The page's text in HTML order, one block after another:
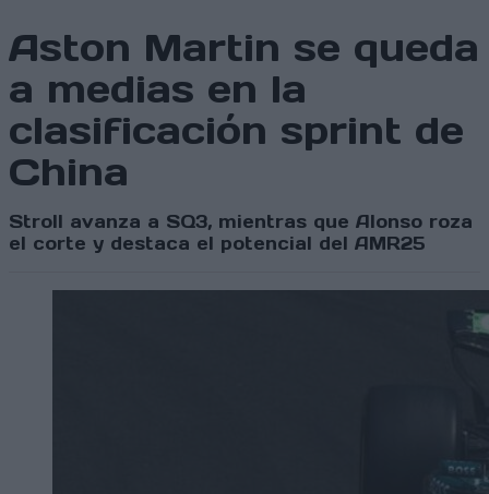
Aston Martin se queda
a medias en la
clasificación sprint de
China
Stroll avanza a SQ3, mientras que Alonso roza
el corte y destaca el potencial del AMR25